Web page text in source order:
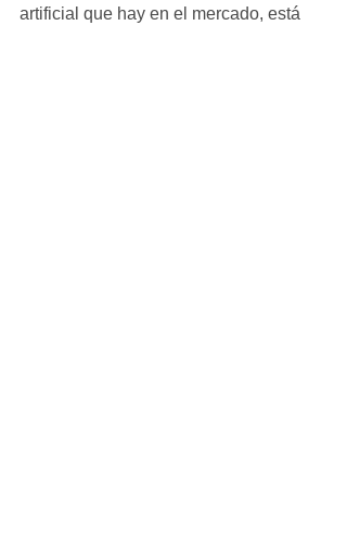
artificial que hay en el mercado, está